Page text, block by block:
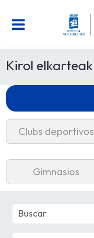
Kirol elkarteak
Clubs deportivos
Gimnasios